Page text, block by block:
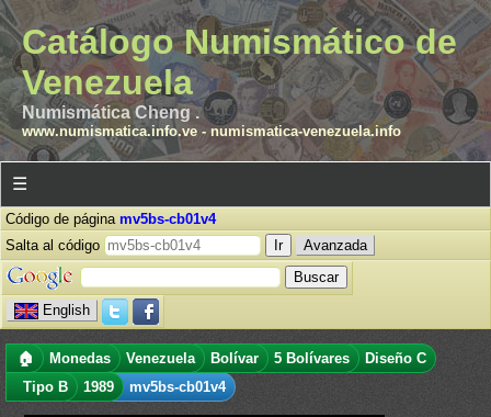
Catálogo Numismático de
Venezuela
Numismática Cheng .
www.numismatica.info.ve- numismatica-venezuela.info
☰
Código de página mv5bs-cb01v4
Salta al código
Avanzada
English
🏠 Monedas Venezuela Bolívar 5 Bolívares
Diseño C
Tipo B
1989 mv5bs-cb01v4